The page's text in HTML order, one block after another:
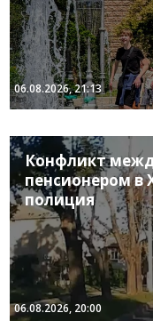
06.08.2026, 21:13
Конфликт
пенсионером в
полиция
06.08.2026, 20:00